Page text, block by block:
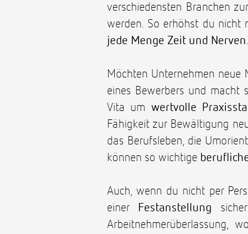
verschiedensten Branchen
werden. So erhöhst du nicht
jede Menge Zeit und Nerven
Möchten Unternehmen neue
eines Bewerbers und macht
Vita um wertvolle
Fähigkeit zur Bewältigung
das Berufsleben, die
können so wichtige
Auch, wenn du nicht per
einer Festanstellung
Arbeitnehmerüberlassung,